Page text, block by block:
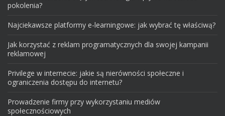
pokolenia?
Najciekawsze platformy e-learningowe: jak wybrać tę właściwą?
Jak korzystać z reklam programatycznych dla swojej kampanii
reklamowej
Privilege w internecie: jakie są nierówności społeczne i
ograniczenia dostępu do internetu?
Prowadzenie firmy przy wykorzystaniu mediów
społecznościowych